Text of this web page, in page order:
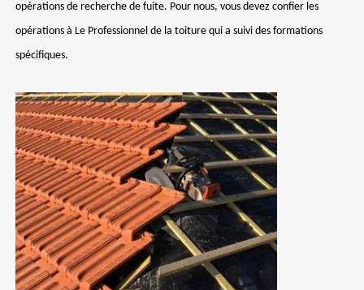
opérations de recherche de fuite. Pour nous, vous devez confier les
opérations à Le Professionnel de la toiture qui a suivi des formations
spécifiques.